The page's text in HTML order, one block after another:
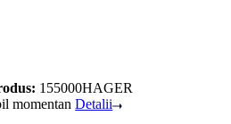
155000HAGER
momentanDetalii